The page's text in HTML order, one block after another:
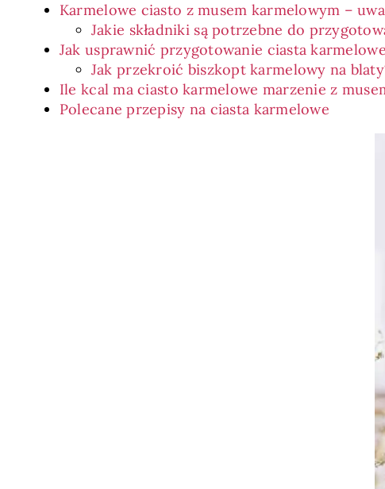
Karmelowe ciasto z musem karmelowym –
Jakie składniki są potrzebne do
Jak usprawnić przygotowanie ciasta
Jak przekroić biszkopt karmelowy na
Ile kcal ma ciasto karmelowe marzenie z
Polecane przepisy na ciasta karmelowe